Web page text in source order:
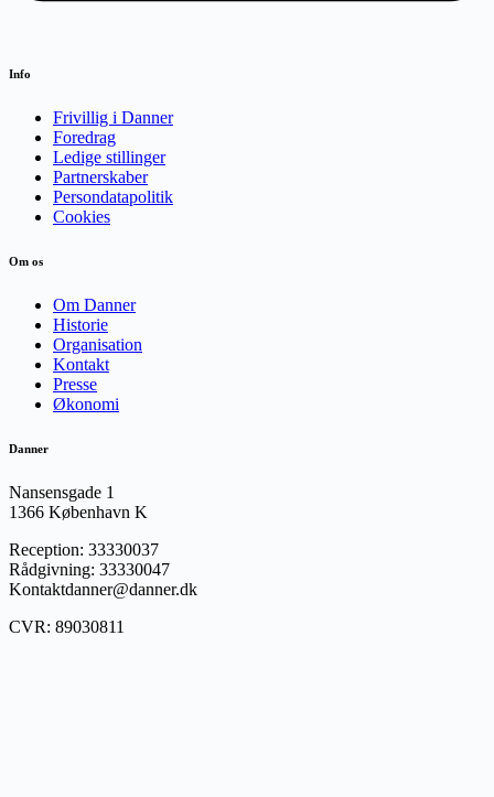
Info
Frivillig i Danner
Foredrag
Ledige stillinger
Partnerskaber
Persondatapolitik
Cookies
Om os
Om Danner
Historie
Organisation
Kontakt
Presse
Økonomi
Danner
Nansensgade 1
1366 København K
Reception: 33330037
Rådgivning: 33330047
Kontaktdanner@danner.dk
CVR: 89030811